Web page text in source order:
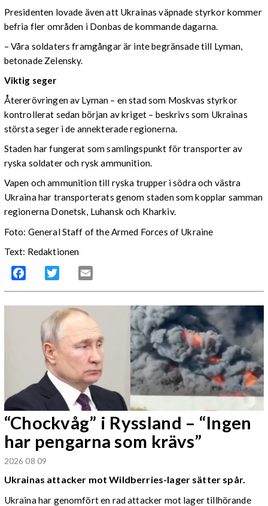
Presidenten lovade även att Ukrainas väpnade styrkor kommer
befria fler områden i Donbas de kommande dagarna.
– Våra soldaters framgångar är inte begränsade till Lyman,
betonade Zelensky.
Viktig seger
Återerövringen av Lyman – en stad som Moskvas styrkor
kontrollerat sedan början av kriget – beskrivs som Ukrainas
största seger i de annekterade regionerna.
Staden har fungerat som samlingspunkt för transporter av
ryska soldater och rysk ammunition.
Vapen och ammunition till ryska trupper i södra och västra
Ukraina har transporterats genom staden som kopplar samman
regionerna Donetsk, Luhansk och Kharkiv.
Foto: General Staff of the Armed Forces of Ukraine
Text: Redaktionen
Facebook Twitter
“Chockvåg” i Ryssland – “Ingen
har pengarna som krävs”
2026 08 09
Ukrainas attacker mot Wildberries-lager sätter spår.
Ukraina har genomfört en rad attacker mot lager tillhörande